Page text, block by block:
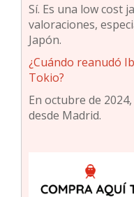
Sí. Es una low cost
valoraciones,
Japón.
¿Cuándo reanudó
Tokio?
En octubre de
desde Madrid.